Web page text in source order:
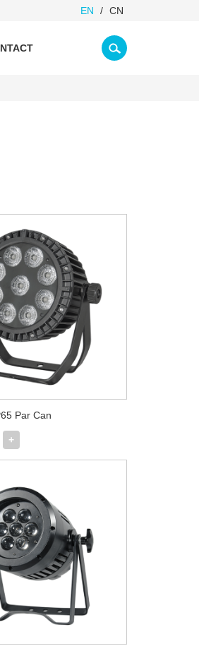
EN / CN
Par Can
+